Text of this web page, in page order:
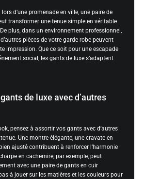
d’une promenade en ville, une paire de
transformer une tenue simple en véritable
plus, dans un environnement professionnel,
pièces de votre garde-robe peuvent
impression. Que ce soit pour une escapade
social, les gants de luxe s’adaptent
de luxe avec d’autres
pensez à assortir vos gants avec d’autres
Une montre élégante, une cravate en
ajusté contribuent à renforcer l’harmonie
en cachemire, par exemple, peut
avec une paire de gants en cuir
à jouer sur les matières et les couleurs pour